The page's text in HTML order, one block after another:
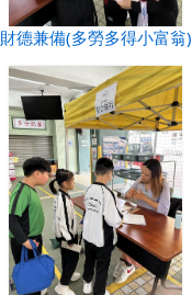
財德兼備(多勞多得小富翁)